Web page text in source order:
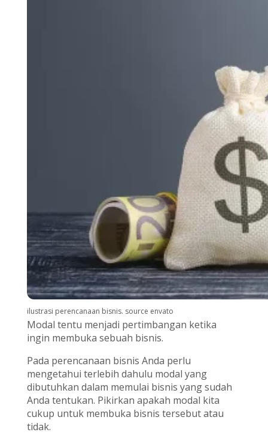
ilustrasi perencanaan bisnis. source envato
Modal tentu menjadi pertimbangan ketika
ingin membuka sebuah bisnis.
Pada perencanaan bisnis Anda perlu
mengetahui terlebih dahulu modal yang
dibutuhkan dalam memulai bisnis yang sudah
Anda tentukan. Pikirkan apakah modal kita
cukup untuk membuka bisnis tersebut atau
tidak.